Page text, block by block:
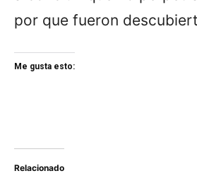
por que fueron
Me gusta esto:
Relacionado